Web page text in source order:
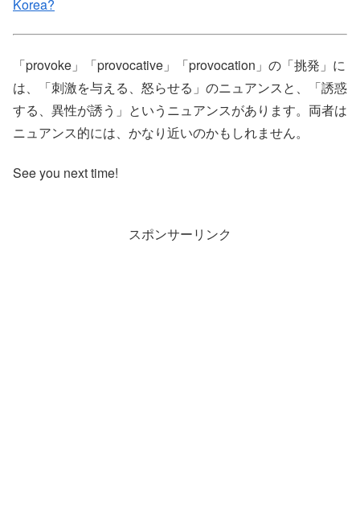
Korea?
「provoke」「provocative」「provocation」の「挑発」に
は、「刺激を与える、怒らせる」のニュアンスと、「誘惑
する、異性が誘う」というニュアンスがあります。両者は
ニュアンス的には、かなり近いのかもしれません。
See you next time!
スポンサーリンク